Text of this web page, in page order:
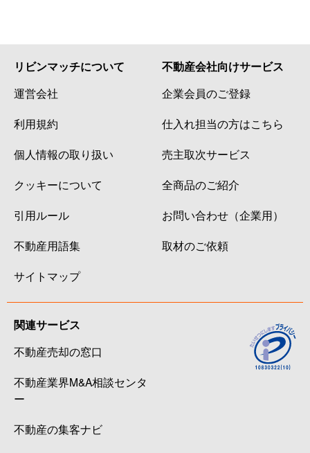
リビンマッチについて
運営会社
利用規約
個人情報の取り扱い
クッキーについて
引用ルール
不動産用語集
サイトマップ
不動産会社向けサービス
企業会員のご登録
仕入れ担当の方はこちら
売主取次サービス
全商品のご紹介
お問い合わせ（企業用）
取材のご依頼
関連サービス
不動産売却の窓口
不動産業界M&A相談センタ
ー
不動産の集客ナビ